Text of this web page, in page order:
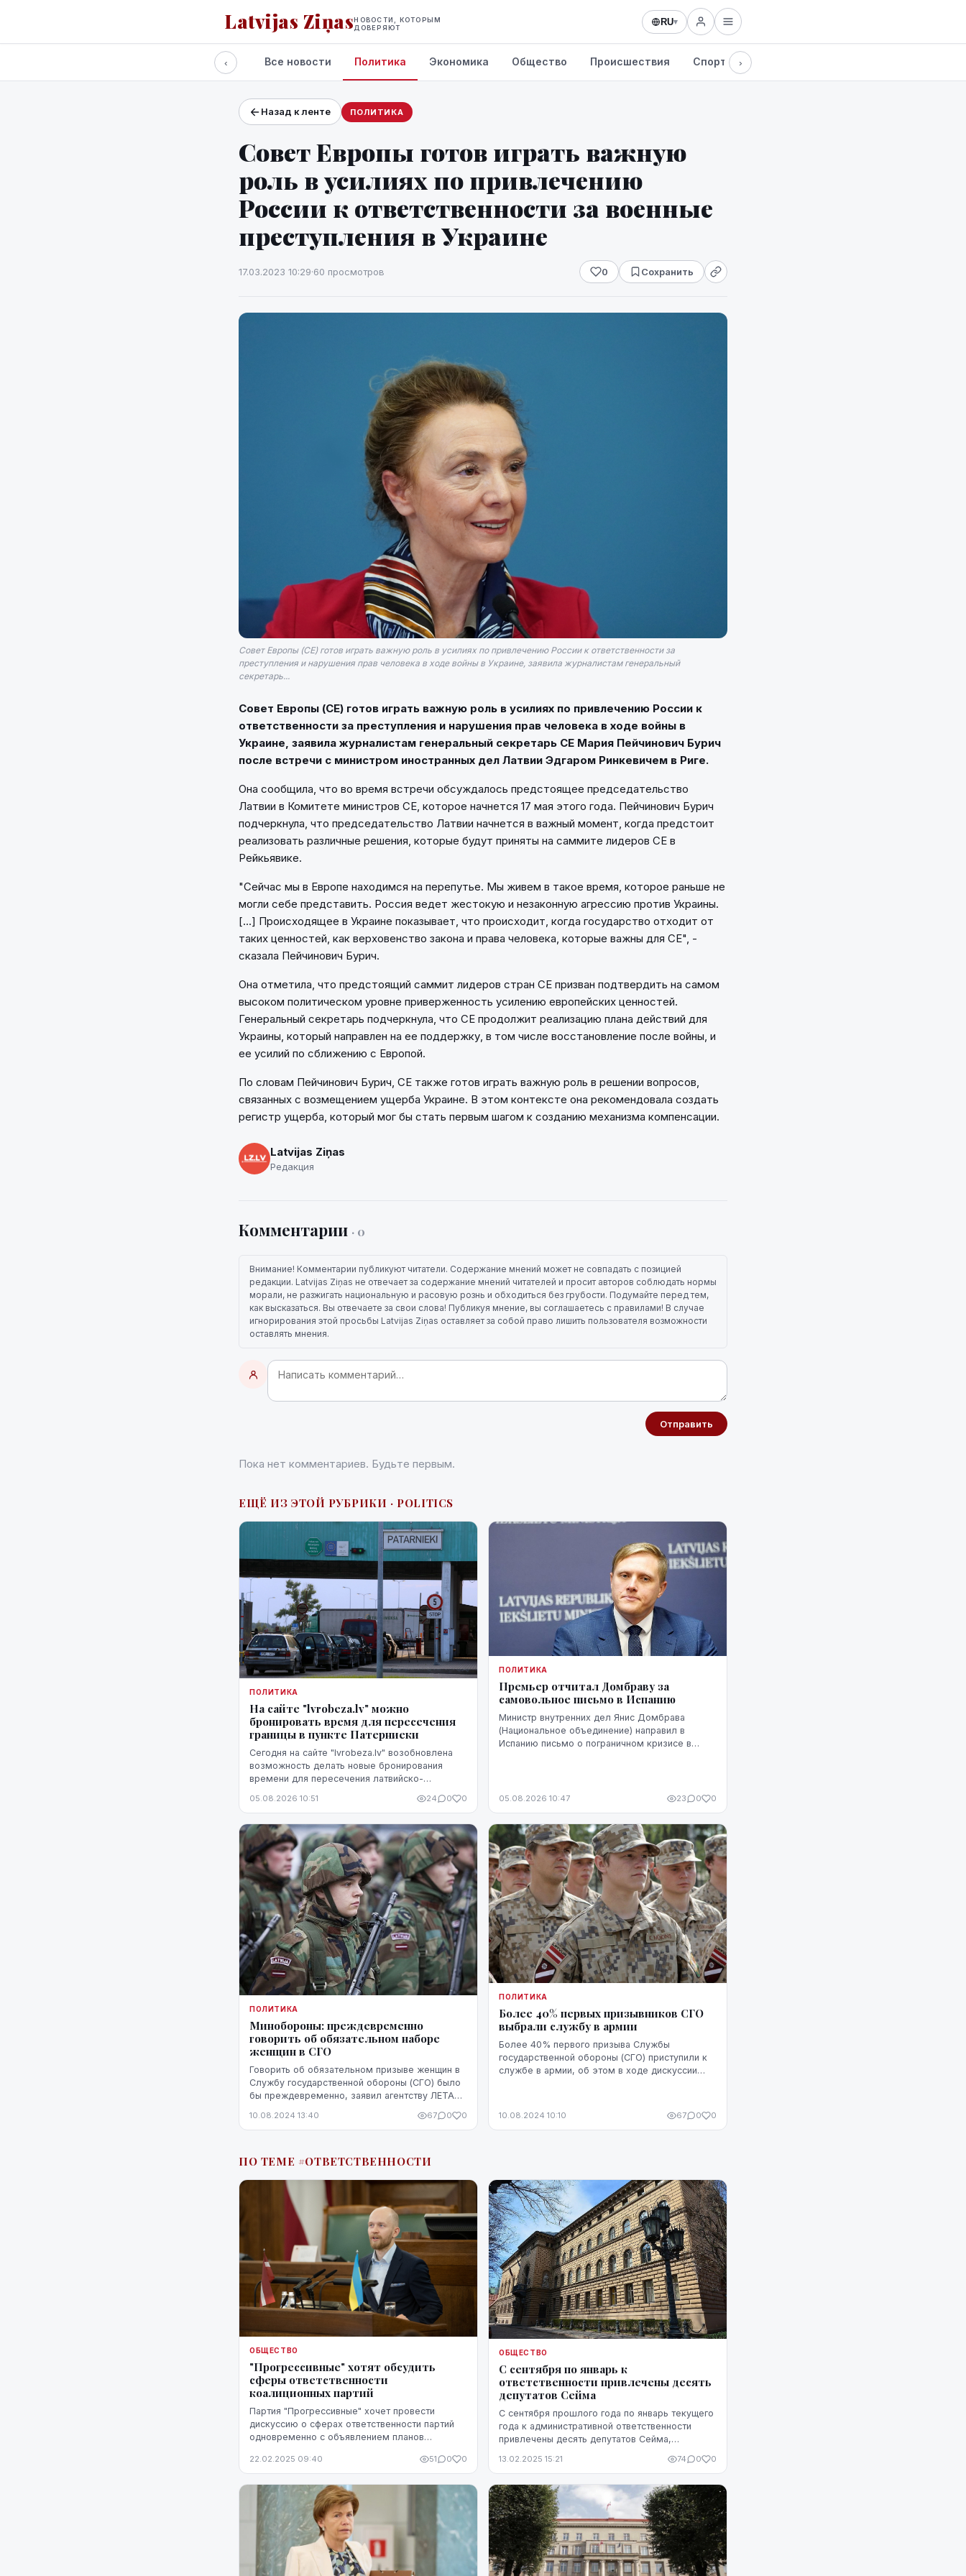
Latvijas ZiņasНОВОСТИ, КОТОРЫМ
ДОВЕРЯЮТ
RU▾
Проекты и сервисы
‹ Все новости Политика Экономика Общество Происшествия Спорт Здоровье
›
Назад к ленте ПОЛИТИКА
Совет Европы готов играть важную
роль в усилиях по привлечению
России к ответственности за военные
преступления в Украине
17.03.2023 10:29·60 просмотров 0 Сохранить
Совет Европы (СЕ) готов играть важную роль в усилиях по привлечению России к ответственности за
преступления и нарушения прав человека в ходе войны в Украине, заявила журналистам генеральный
секретарь...
Совет Европы (СЕ) готов играть важную роль в усилиях по привлечению России к
ответственности за преступления и нарушения прав человека в ходе войны в
Украине, заявила журналистам генеральный секретарь СЕ Мария Пейчинович Бурич
после встречи с министром иностранных дел Латвии Эдгаром Ринкевичем в Риге.
Она сообщила, что во время встречи обсуждалось предстоящее председательство
Латвии в Комитете министров СЕ, которое начнется 17 мая этого года. Пейчинович Бурич
подчеркнула, что председательство Латвии начнется в важный момент, когда предстоит
реализовать различные решения, которые будут приняты на саммите лидеров СЕ в
Рейкьявике.
"Сейчас мы в Европе находимся на перепутье. Мы живем в такое время, которое раньше не
могли себе представить. Россия ведет жестокую и незаконную агрессию против Украины.
[...] Происходящее в Украине показывает, что происходит, когда государство отходит от
таких ценностей, как верховенство закона и права человека, которые важны для СЕ", -
сказала Пейчинович Бурич.
Она отметила, что предстоящий саммит лидеров стран СЕ призван подтвердить на самом
высоком политическом уровне приверженность усилению европейских ценностей.
Генеральный секретарь подчеркнула, что СЕ продолжит реализацию плана действий для
Украины, который направлен на ее поддержку, в том числе восстановление после войны, и
ее усилий по сближению с Европой.
По словам Пейчинович Бурич, СЕ также готов играть важную роль в решении вопросов,
связанных с возмещением ущерба Украине. В этом контексте она рекомендовала создать
регистр ущерба, который мог бы стать первым шагом к созданию механизма компенсации.
Latvijas Ziņas
Редакция
Комментарии · 0
Внимание! Комментарии публикуют читатели. Содержание мнений может не совпадать с позицией
редакции. Latvijas Ziņas не отвечает за содержание мнений читателей и просит авторов соблюдать нормы
морали, не разжигать национальную и расовую рознь и обходиться без грубости. Подумайте перед тем,
как высказаться. Вы отвечаете за свои слова! Публикуя мнение, вы соглашаетесь с правилами! В случае
игнорирования этой просьбы Latvijas Ziņas оставляет за собой право лишить пользователя возможности
оставлять мнения.
Отправить
Пока нет комментариев. Будьте первым.
ЕЩЁ ИЗ ЭТОЙ РУБРИКИ · POLITICS
ПОЛИТИКА
На сайте "lvrobeza.lv" можно
бронировать время для пересечения
границы в пункте Патерниеки
Сегодня на сайте "lvrobeza.lv" возобновлена
возможность делать новые бронирования
времени для пересечения латвийско-
Патерниеки.
05.08.2026 10:51 24 0 0
ПОЛИТИКА
Премьер отчитал Домбраву за
самовольное письмо в Испанию
Министр внутренних дел Янис Домбрава
(Национальное объединение) направил в
Испанию письмо о пограничном кризисе в
05.08.2026 10:47 23 0 0
ПОЛИТИКА
Минобороны: преждевременно
говорить об обязательном наборе
женщин в СГО
Говорить об обязательном призыве женщин в
Службу государственной обороны (СГО) было
бы преждевременно, заявил агентству ЛЕТА
государственной обороны Министерства об...
10.08.2024 13:40 67 0 0
ПОЛИТИКА
Более 40% первых призывников СГО
выбрали службу в армии
Более 40% первого призыва Службы
государственной обороны (СГО) приступили к
службе в армии, об этом в ходе дискуссии
10.08.2024 10:10 67 0 0
ПО ТЕМЕ #ОТВЕТСТВЕННОСТИ
ОБЩЕСТВО
"Прогрессивные" хотят обсудить
сферы ответственности
коалиционных партий
Партия "Прогрессивные" хочет провести
дискуссию о сферах ответственности партий
одновременно с объявлением планов
("Новое Единство"), сообщил агентству ЛЕТА
сопре...
22.02.2025 09:40 51 0 0
ОБЩЕСТВО
С сентября по январь к
ответственности привлечены десять
депутатов Сейма
С сентября прошлого года по январь текущего
года к административной ответственности
привлечены десять депутатов Сейма,
предоставленная комиссии Сейма по
13.02.2025 15:21 74 0 0